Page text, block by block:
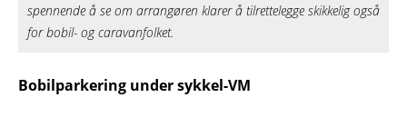
spennende å se om arrangøren klarer å tilrettelegge skikkelig også
for bobil- og caravanfolket.
Bobilparkering under sykkel-VM